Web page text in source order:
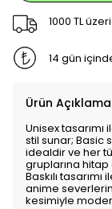
1000 TL
14 gün
Ürün
Unisex
stil sunar; Basic
idealdir ve her
gruplarına hitap
Baskılı
anime
kesimiyle